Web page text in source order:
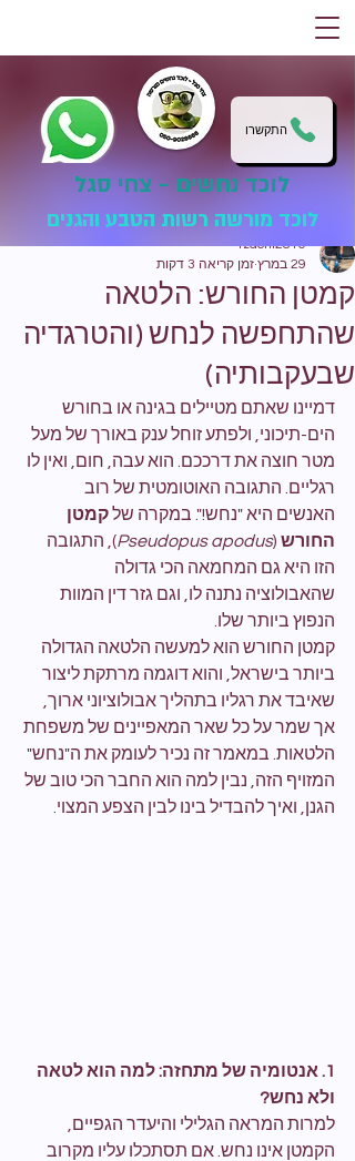
התקשרו
לוכד נחשים - צחי סגל
לוכד מורשה רשות הטבע והגנים
קמטן החורש: הלטאה
שהתחפשה לנחש (והטרגדיה
שבעקבותיה)
tzachi2810
29 במרץ
זמן קריאה 3 דקות
דמיינו שאתם מטיילים בגינה או בחורש
הים-תיכוני, ולפתע זוחל ענק באורך של מעל
מטר חוצה את דרככם. הוא עבה, חום, ואין לו
רגליים. התגובה האוטומטית של רוב
האנשים היא "נחש!". במקרה של קמטן
החורש (
Pseudopus apodus), התגובה
הזו היא גם המחמאה הכי גדולה
שהאבולוציה נתנה לו, וגם גזר דין המוות
הנפוץ ביותר שלו.
קמטן החורש הוא למעשה הלטאה הגדולה
ביותר בישראל, והוא דוגמה מרתקת ליצור
שאיבד את רגליו בתהליך אבולוציוני ארוך,
אך שמר על כל שאר המאפיינים של משפחת
הלטאות. במאמר זה נכיר לעומק את ה"נחש"
המזויף הזה, נבין למה הוא החבר הכי טוב של
הגנן, ואיך להבדיל בינו לבין הצפע המצוי.
1. אנטומיה של מתחזה: למה הוא לטאה
ולא נחש?
למרות המראה הגלילי והיעדר הגפיים,
הקמטן אינו נחש. אם תסתכלו עליו מקרוב